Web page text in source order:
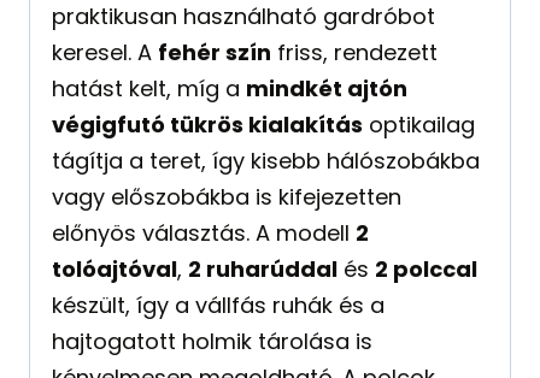
praktikusan használható gardróbot
keresel. A fehér szín friss, rendezett
hatást kelt, míg a mindkét ajtón
végigfutó tükrös kialakítás optikailag
tágítja a teret, így kisebb hálószobákba
vagy előszobákba is kifejezetten
előnyös választás. A modell 2
tolóajtóval, 2 ruharúddal és 2 polccal
készült, így a vállfás ruhák és a
hajtogatott holmik tárolása is